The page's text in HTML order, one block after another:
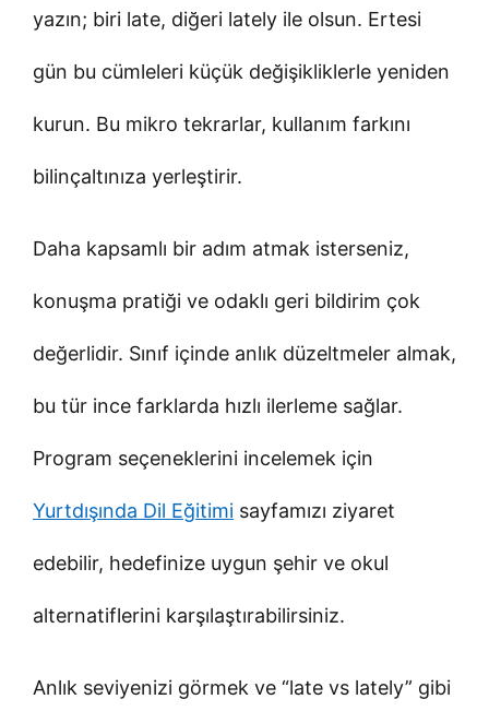
yazın; biri late, diğeri lately ile olsun. Ertesi
gün bu cümleleri küçük değişikliklerle yeniden
kurun. Bu mikro tekrarlar, kullanım farkını
bilinçaltınıza yerleştirir.
Daha kapsamlı bir adım atmak isterseniz,
konuşma pratiği ve odaklı geri bildirim çok
değerlidir. Sınıf içinde anlık düzeltmeler almak,
bu tür ince farklarda hızlı ilerleme sağlar.
Program seçeneklerini incelemek için
Yurtdışında Dil Eğitimi sayfamızı ziyaret
edebilir, hedefinize uygun şehir ve okul
alternatiflerini karşılaştırabilirsiniz.
Anlık seviyenizi görmek ve “late vs lately” gibi